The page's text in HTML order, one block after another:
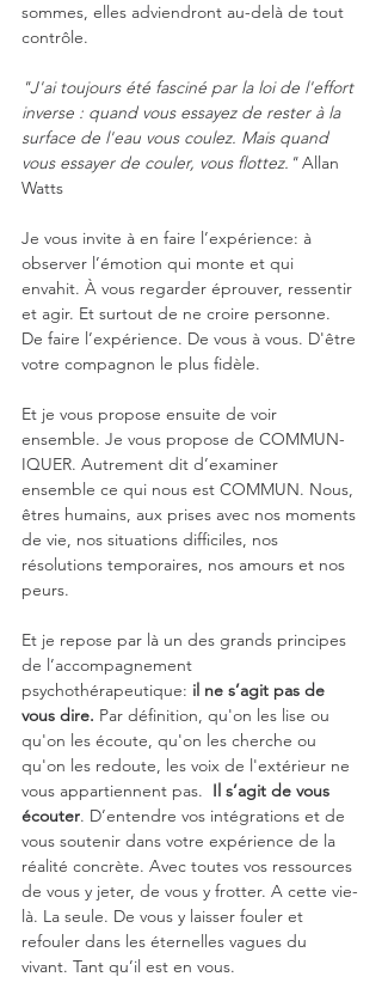
sommes, elles adviendront au-delà de tout
contrôle.
"J'ai toujours été fasciné par la loi de l'effort
inverse : quand vous essayez de rester à la
surface de l'eau vous coulez. Mais quand
vous essayer de couler, vous flottez." Allan
Watts
Je vous invite à en faire l’expérience: à
observer l’émotion qui monte et qui
envahit. À vous regarder éprouver, ressentir
et agir. Et surtout de ne croire personne.
De faire l’expérience. De vous à vous. D'être
votre compagnon le plus fidèle.
Et je vous propose ensuite de voir
ensemble. Je vous propose de COMMUN-
IQUER. Autrement dit d’examiner
ensemble ce qui nous est COMMUN. Nous,
êtres humains, aux prises avec nos moments
de vie, nos situations difficiles, nos
résolutions temporaires, nos amours et nos
peurs.
Et je repose par là un des grands principes
de l’accompagnement
psychothérapeutique: il ne s’agit pas de
vous dire. Par définition, qu'on les lise ou
qu'on les écoute, qu'on les cherche ou
qu'on les redoute, les voix de l'extérieur ne
vous appartiennent pas. Il s’agit de vous
écouter. D’entendre vos intégrations et de
vous soutenir dans votre expérience de la
réalité concrète. Avec toutes vos ressources
de vous y jeter, de vous y frotter. A cette vie-
là. La seule. De vous y laisser fouler et
refouler dans les éternelles vagues du
vivant. Tant qu’il est en vous.